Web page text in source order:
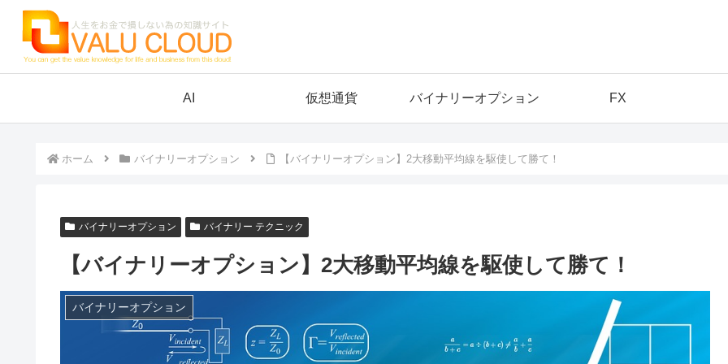
AI 仮想通貨 バイナリーオプション FX
ホーム バイナリーオプション 【バイナリーオプション】2大移動平均線を駆使して勝て！
バイナリーオプション バイナリー テクニック
【バイナリーオプション】2大移動平均線を駆使して勝て！
バイナリーオプション